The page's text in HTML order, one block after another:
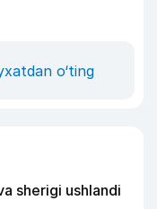
o‘ting
sherigi ushlandi